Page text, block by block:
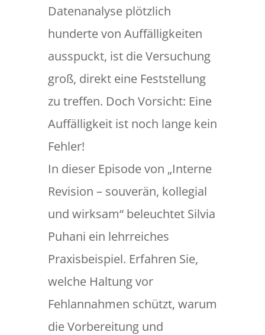
Datenanalyse plötzlich
hunderte von Auffälligkeiten
ausspuckt, ist die Versuchung
groß, direkt eine Feststellung
zu treffen. Doch Vorsicht: Eine
Auffälligkeit ist noch lange kein
Fehler!
In dieser Episode von „Interne
Revision – souverän, kollegial
und wirksam“ beleuchtet Silvia
Puhani ein lehrreiches
Praxisbeispiel. Erfahren Sie,
welche Haltung vor
Fehlannahmen schützt, warum
die Vorbereitung und